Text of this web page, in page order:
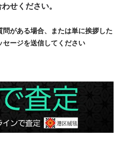
せください。
がある場合、または単に挨拶した
ージを送信してください